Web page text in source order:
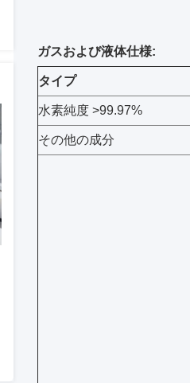
ガスおよび液体仕様:
タイプ
水素純度 >99.97%
その他の成分